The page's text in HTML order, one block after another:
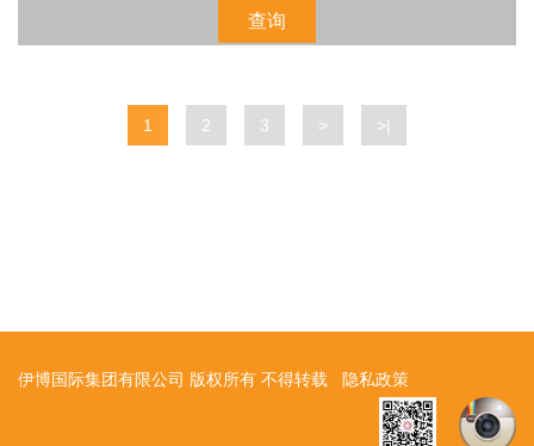
查询
1 2 3 > >|
伊博国际集团有限公司 版权所有 不得转载 隐私政策